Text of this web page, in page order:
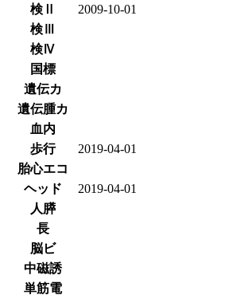
検Ⅱ
2009-10-01
検Ⅲ
検Ⅳ
国標
遺伝カ
遺伝腫カ
血内
歩行
2019-04-01
胎心エコ
ヘッド
2019-04-01
人膵
長
脳ビ
中磁誘
単筋電